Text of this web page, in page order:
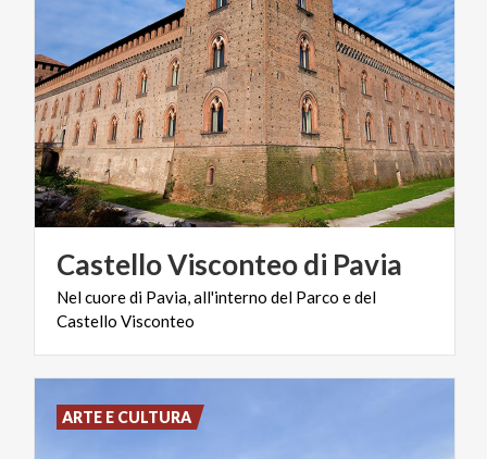
CastelloVisconteodi Pavia
Nelcuoredi Pavia,all'interno del Parco edel
Castello Visconteo
ARTE E CULTURA